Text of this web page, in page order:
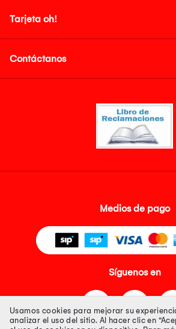
Tarjeta oh!
Contáctanos
Medios de pago
Síguenos en
Usamos cookies para mejorar su
analizar el uso del sitio. Al hacer clic en